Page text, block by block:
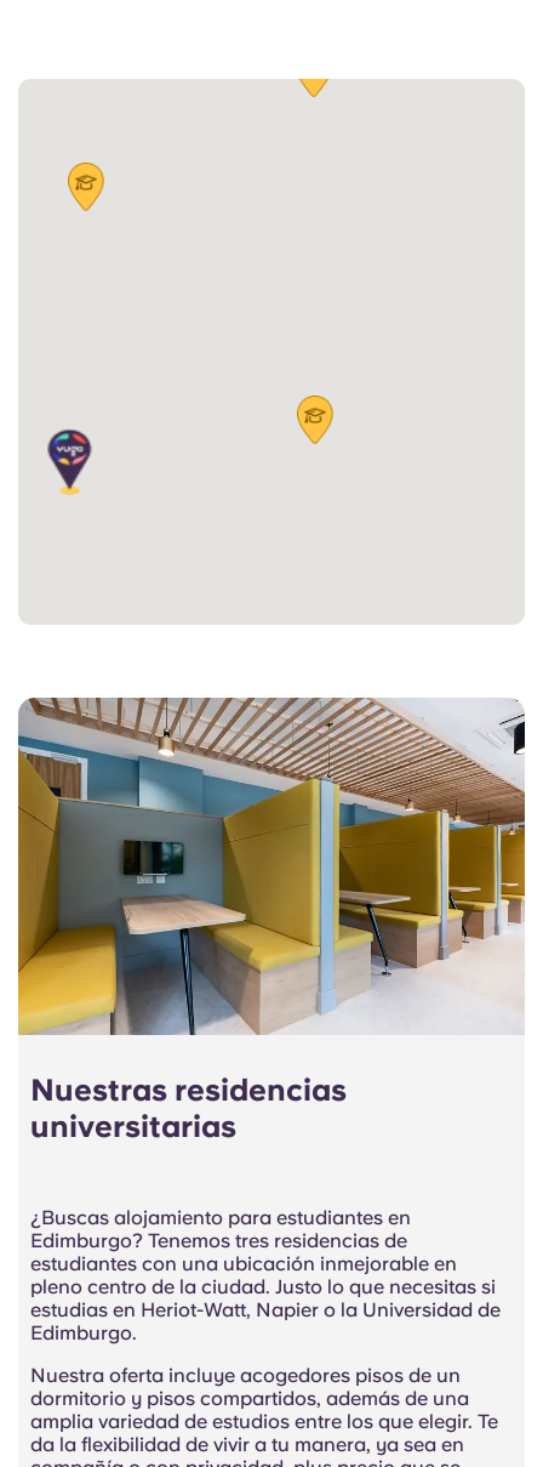
Nuestras residencias
universitarias
¿Buscas alojamiento para estudiantes en
Edimburgo? Tenemos tres residencias de
estudiantes con una ubicación inmejorable en
pleno centro de la ciudad. Justo lo que necesitas si
estudias en Heriot-Watt, Napier o la Universidad de
Edimburgo.
Nuestra oferta incluye acogedores pisos de un
dormitorio y pisos compartidos, además de una
amplia variedad de estudios entre los que elegir. Te
da la flexibilidad de vivir a tu manera, ya sea en